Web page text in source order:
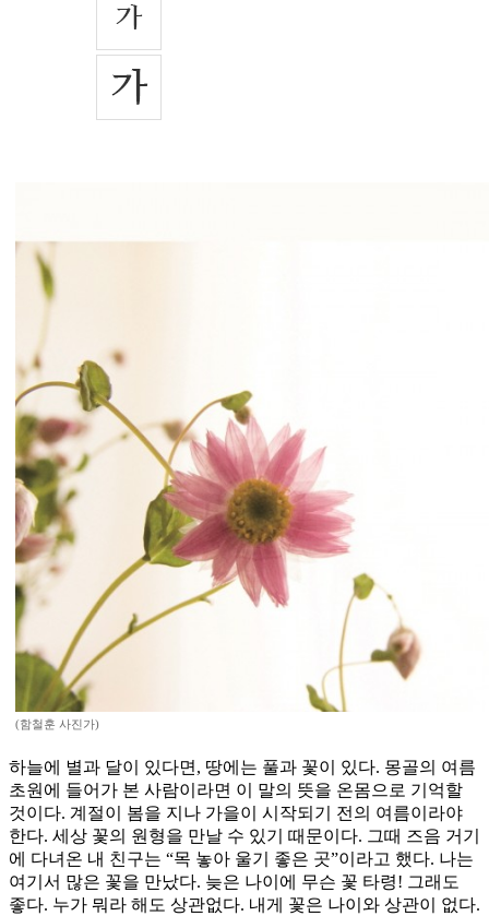
(함철훈 사진가)
하늘에 별과 달이 있다면, 땅에는 풀과 꽃이 있다. 몽골의 여름
초원에 들어가 본 사람이라면 이 말의 뜻을 온몸으로 기억할
것이다. 계절이 봄을 지나 가을이 시작되기 전의 여름이라야
한다. 세상 꽃의 원형을 만날 수 있기 때문이다. 그때 즈음 거기
에 다녀온 내 친구는 “목 놓아 울기 좋은 곳”이라고 했다. 나는
여기서 많은 꽃을 만났다. 늦은 나이에 무슨 꽃 타령! 그래도
좋다. 누가 뭐라 해도 상관없다. 내게 꽃은 나이와 상관이 없다.